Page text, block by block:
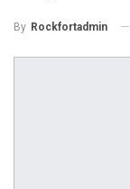
By Rockfortadmin